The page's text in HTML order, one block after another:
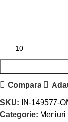
Compara
SKU:
IN-149577-
Categorie: Meniuri